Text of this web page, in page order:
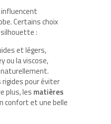
Certains choix
:
et légers,
ou la viscose,
pour éviter
plus, les matières
confort et une belle